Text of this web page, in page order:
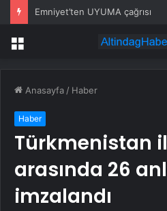
Emniyet’ten UYUMA çağrısı
Menü
Anasayfa / Haber
Haber
Türkmenistan
arasında 26
imzalandı